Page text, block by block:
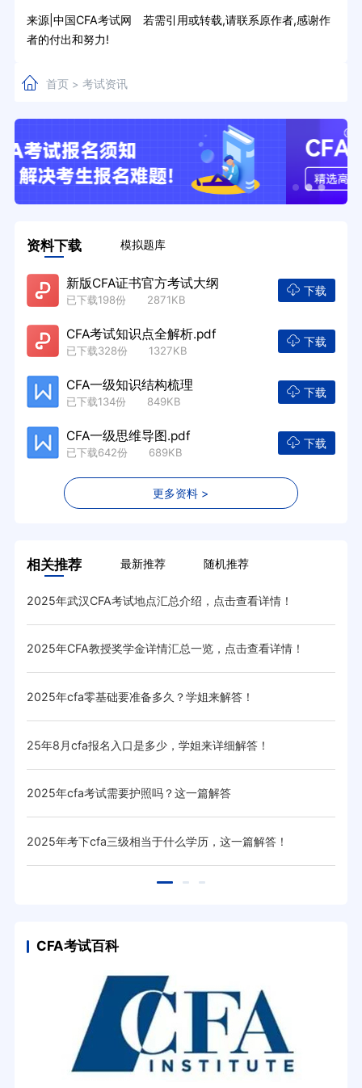
来源|中国CFA考试网 若需引用或转载,请联系原作者,感谢作
者的付出和努力!
首页> 考试资讯
资料下载 模拟题库
新版CFA证书官方考试大纲
已下载198份 2871KB
下载
CFA考试知识点全解析.pdf
已下载328份 1327KB
下载
CFA一级知识结构梳理
已下载134份 849KB
下载
CFA一级思维导图.pdf
已下载642份 689KB
下载
更多资料 >
相关推荐 最新推荐 随机推荐
2025年武汉CFA考试地点汇总介绍，点击查看详情！
2025年CFA教授奖学金详情汇总一览，点击查看详情！
2025年cfa零基础要准备多久？学姐来解答！
25年8月cfa报名入口是多少，学姐来详细解答！
2025年cfa考试需要护照吗？这一篇解答
2025年考下cfa三级相当于什么学历，这一篇解答！
CFA考试百科